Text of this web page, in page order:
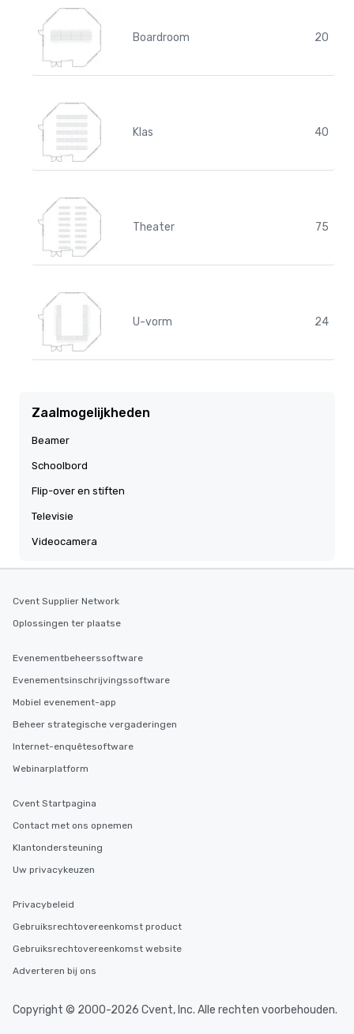
Boardroom 20
Klas 40
Theater 75
U-vorm 24
Zaalmogelijkheden
Beamer
Schoolbord
Flip-over en stiften
Televisie
Videocamera
Cvent Supplier Network
Oplossingen ter plaatse
Evenementbeheerssoftware
Evenementsinschrijvingssoftware
Mobiel evenement-app
Beheer strategische vergaderingen
Internet-enquêtesoftware
Webinarplatform
Cvent Startpagina
Contact met ons opnemen
Klantondersteuning
Uw privacykeuzen
Privacybeleid
Gebruiksrechtovereenkomst product
Gebruiksrechtovereenkomst website
Adverteren bij ons
Copyright © 2000-2026 Cvent, Inc. Alle rechten voorbehouden.